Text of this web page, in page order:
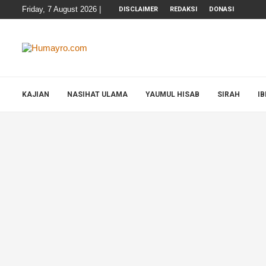
Friday, 7 August 2026 | DISCLAIMER REDAKSI DONASI
KAJIAN NASIHAT ULAMA YAUMUL HISAB SIRAH